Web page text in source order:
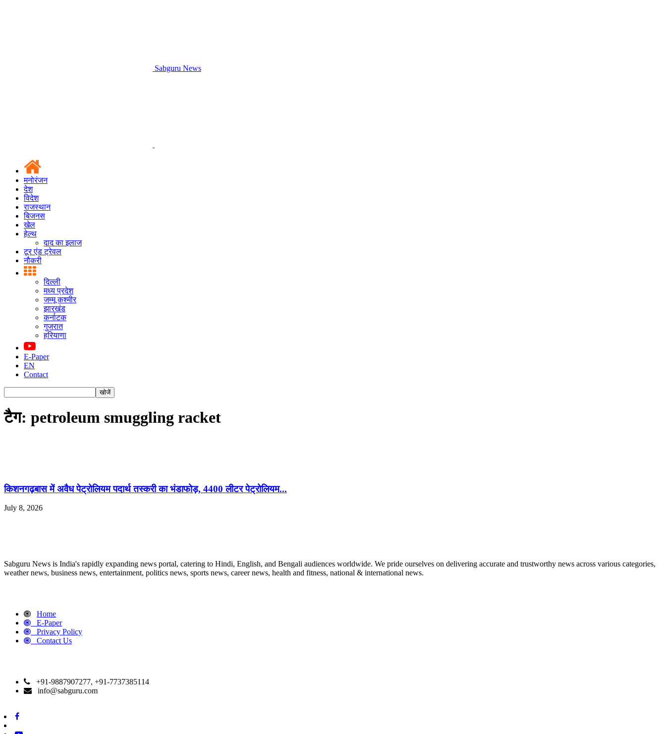
Sabguru News
मनोरंजन
देश
विदेश
राजस्थान
बिजनस
खेल
हेल्थ
दाद का इलाज
टूर एंड ट्रेवल
नौकरी
दिल्ली
मध्य प्रदेश
जम्मू कश्मीर
झारखंड
कर्नाटक
गुजरात
हरियाणा
E-Paper
EN
Contact
टैग: petroleum smuggling racket
किशनगढ़बास में अवैध पेट्रोलियम पदार्थ तस्करी का भंडाफोड़, 4400 लीटर पेट्रोलियम...
July 8, 2026
Sabguru News is India's rapidly expanding news portal, catering to Hindi, English, and Bengali audiences worldwide. We pride ourselves on delivering accurate and trustworthy news across various categories,
weather news, business news, entertainment, politics news, sports news, career news, health and fitness, national & international news.
Home
E-Paper
Privacy Policy
Contact Us
+91-9887907277, +91-7737385114
info@sabguru.com